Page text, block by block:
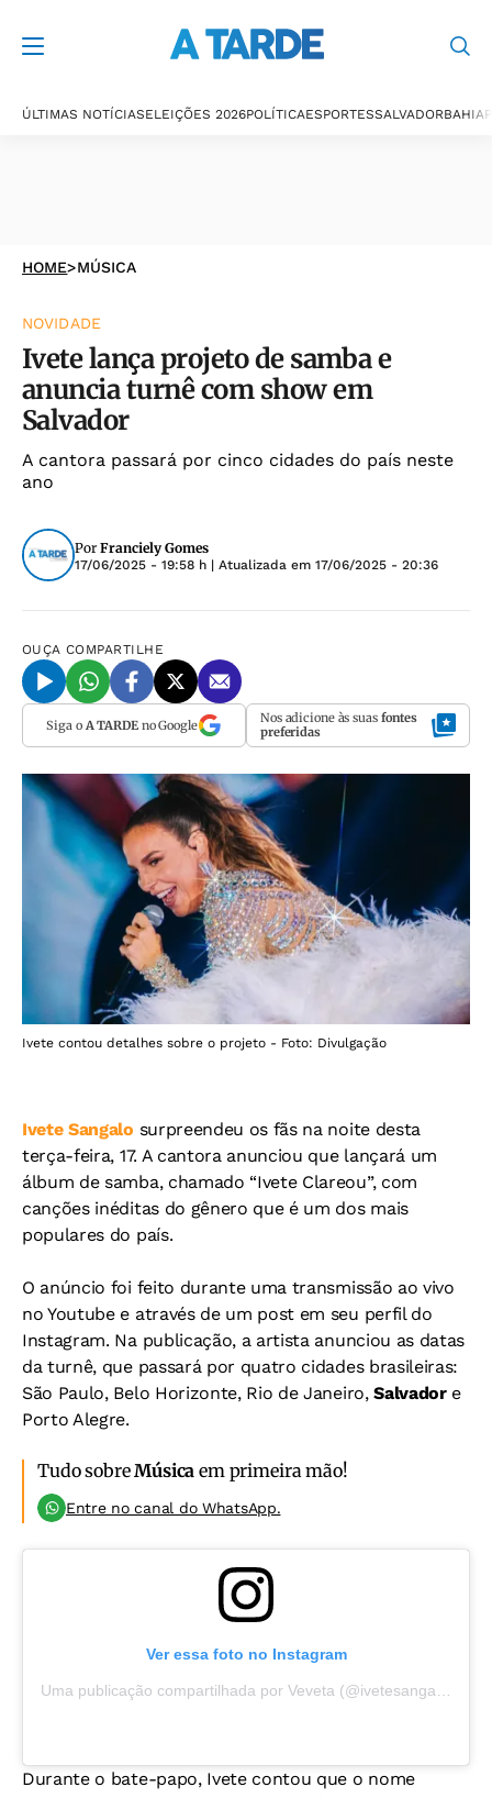
ÚLTIMAS NOTÍCIASELEIÇÕES 2026POLÍTICAESPORTESSALVADORBAHIA
HOME>MÚSICA
NOVIDADE
Ivete lança projeto de samba e
anuncia turnê com show em
Salvador
A cantora passará por cinco cidades do país neste
ano
Por Franciely Gomes
17/06/2025 - 19:58 h | Atualizada em 17/06/2025 - 20:36
OUÇA COMPARTILHE
Siga o A TARDEno Google Nos adicione às suas fontes
preferidas
Ivete contou detalhes sobre o projeto - Foto: Divulgação
Ivete Sangalo surpreendeu os fãs na noite desta
terça-feira, 17. A cantora anunciou que lançará um
álbum de samba, chamado “Ivete Clareou”, com
canções inéditas do gênero que é um dos mais
populares do país.
O anúncio foi feito durante uma transmissão ao vivo
no Youtube e através de um post em seu perfil do
Instagram. Na publicação, a artista anunciou as datas
da turnê, que passará por quatro cidades brasileiras:
São Paulo, Belo Horizonte, Rio de Janeiro,Salvadore
Porto Alegre.
Tudo sobreMúsica em primeira mão!
Entre no canal do WhatsApp.
Ver essa foto no Instagram
Uma publicação compartilhada por Veveta (@ivetesangalo)
Durante o bate-papo, Ivete contou que o nome